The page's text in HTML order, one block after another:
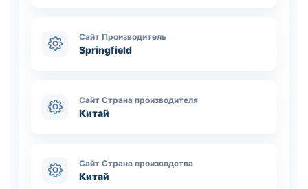
Сайт Производитель
Springfield
Сайт Страна производителя
Китай
Сайт Страна производства
Китай